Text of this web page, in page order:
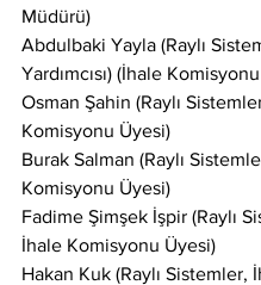
Müdürü)
Abdulbaki Yayla (Raylı
Yardımcısı) (İhale
Osman Şahin (Raylı
Komisyonu Üyesi)
Burak Salman (Raylı
Komisyonu Üyesi)
Fadime Şimşek İşpir (Raylı
İhale Komisyonu Üyesi)
Hakan Kuk (Raylı Sistemler,